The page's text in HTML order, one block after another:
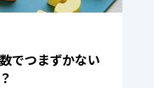
でつまずかない